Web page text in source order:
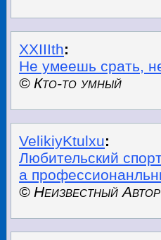
XXIIIth:
Не умеешь срать,
© Кто-то умный
VelikiyKtulxu:
Любительский
а
© Неизвестный Автор